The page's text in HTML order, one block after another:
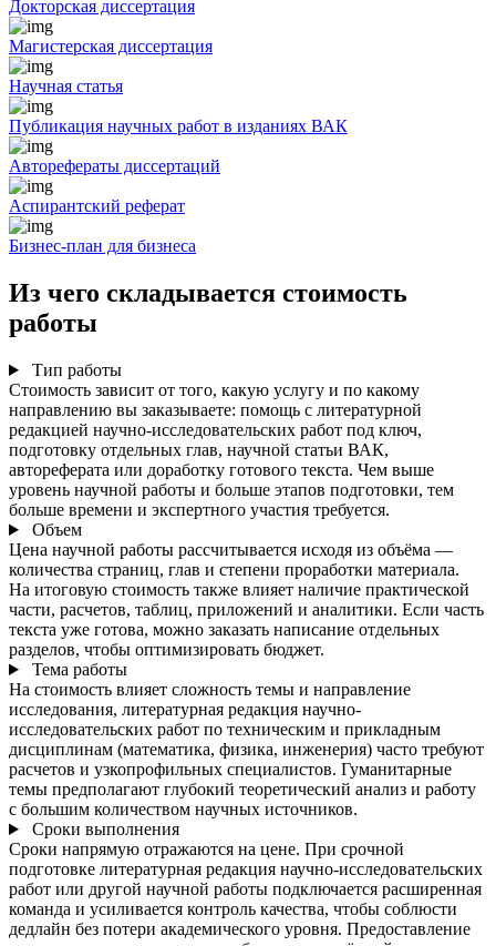
Докторская диссертация
Магистерская диссертация
Научная статья
Публикация научных работ в изданиях ВАК
Авторефераты диссертаций
Аспирантский реферат
Бизнес-план для бизнеса
Из чего складывается стоимость
работы
Тип работы
Стоимость зависит от того, какую услугу и по какому
направлению вы заказываете: помощь с литературной
редакцией научно-исследовательских работ под ключ,
подготовку отдельных глав, научной статьи ВАК,
автореферата или доработку готового текста. Чем выше
уровень научной работы и больше этапов подготовки, тем
больше времени и экспертного участия требуется.
Объем
Цена научной работы рассчитывается исходя из объёма —
количества страниц, глав и степени проработки материала.
На итоговую стоимость также влияет наличие практической
части, расчетов, таблиц, приложений и аналитики. Если часть
текста уже готова, можно заказать написание отдельных
разделов, чтобы оптимизировать бюджет.
Тема работы
На стоимость влияет сложность темы и направление
исследования, литературная редакция научно-
исследовательских работ по техническим и прикладным
дисциплинам (математика, физика, инженерия) часто требуют
расчетов и узкопрофильных специалистов. Гуманитарные
темы предполагают глубокий теоретический анализ и работу
с большим количеством научных источников.
Сроки выполнения
Сроки напрямую отражаются на цене. При срочной
подготовке литературная редакция научно-исследовательских
работ или другой научной работы подключается расширенная
команда и усиливается контроль качества, чтобы соблюсти
дедлайн без потери академического уровня. Предоставление